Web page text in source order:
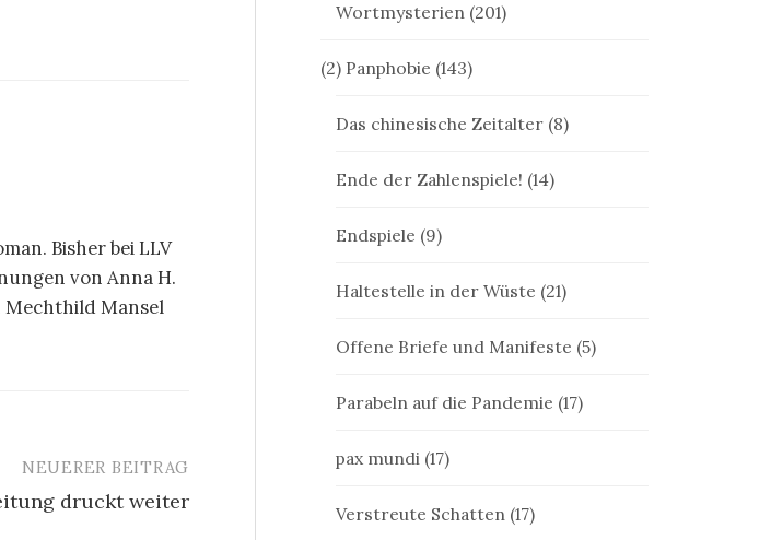
Bisher bei LLV
von Anna H.
Mechthild Mansel
NEUERER BEITRAG
druckt weiter
Wortmysterien (201)
(2) Panphobie (143)
Das chinesische Zeitalter (8)
Ende der Zahlenspiele! (14)
Endspiele (9)
Haltestelle in der Wüste (21)
Offene Briefe und Manifeste (5)
Parabeln auf die Pandemie (17)
pax mundi (17)
Verstreute Schatten (17)